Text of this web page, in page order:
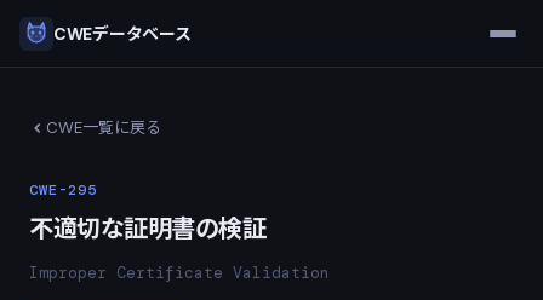
CWEデータベース
CWE一覧に戻る
CWE-295
不適切な証明書の検証
Improper Certificate Validation